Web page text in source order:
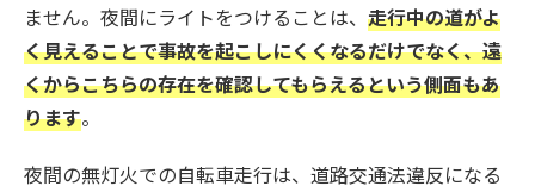
ません。夜間にライトをつけることは、 走行中の道がよ
く見えることで事故を起こしにくくなるだけでなく、遠
くからこちらの存在を確認してもらえるという側面もあ
ります。
夜間の無灯火での自転車走行は、道路交通法違反になる